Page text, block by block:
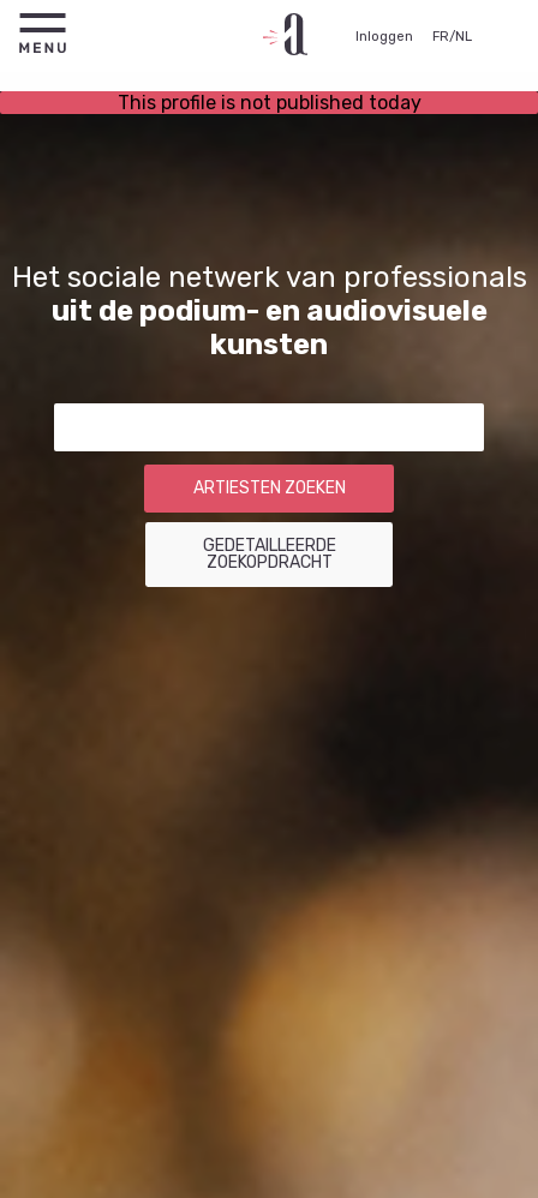
Inloggen FR/NL
This profile is not published today
Het sociale netwerk van professionals
uit de podium- en audiovisuele
kunsten
ARTIESTEN ZOEKEN
GEDETAILLEERDE
ZOEKOPDRACHT